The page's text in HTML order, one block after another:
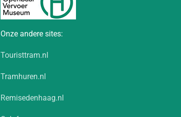
Onze andere sites:
Touristtram.nl
Tramhuren.nl
Remisedenhaag.nl